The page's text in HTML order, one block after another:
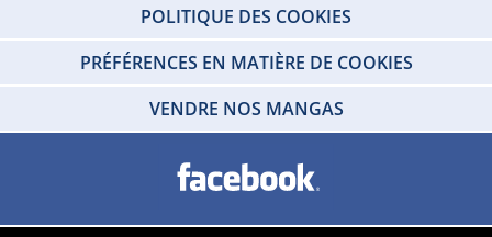
POLITIQUE DES COOKIES
PRÉFÉRENCES EN MATIÈRE DE COOKIES
VENDRE NOS MANGAS